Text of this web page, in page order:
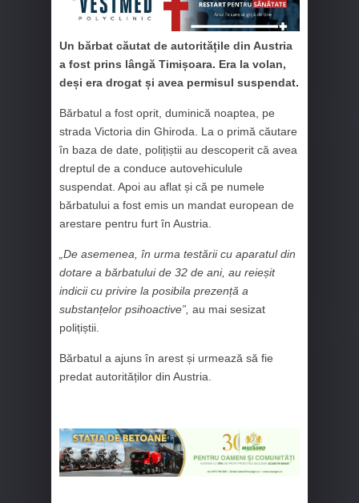
Un bărbat căutat de autoritățile din Austria
a fost prins lângă Timișoara. Era la volan,
deși era drogat și avea permisul suspendat.
Bărbatul a fost oprit, duminică noaptea, pe
strada Victoria din Ghiroda. La o primă căutare
în baza de date, polițiștii au descoperit că avea
dreptul de a conduce autovehiculule
suspendat. Apoi au aflat și că pe numele
bărbatului a fost emis un mandat european de
arestare pentru furt în Austria.
„De asemenea, în urma testării cu aparatul din
dotare a bărbatului de 32 de ani, au reieșit
indicii cu privire la posibila prezență a
substanțelor psihoactive”, au mai sesizat
polițiștii.
Bărbatul a ajuns în arest și urmează să fie
predat autorităților din Austria.